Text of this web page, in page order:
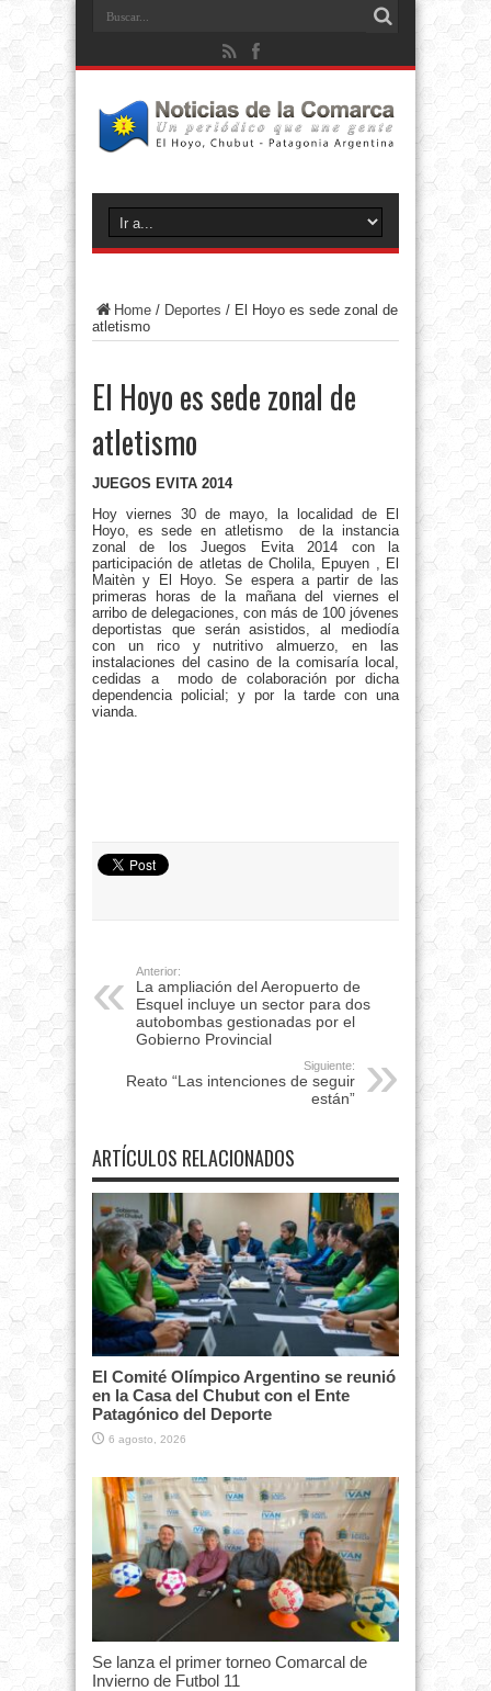
Home / Deportes / El Hoyo es sede zonal de
atletismo
El Hoyo es sede zonal de
atletismo
JUEGOS EVITA 2014
Hoy viernes 30 de mayo, la localidad de El
Hoyo, es sede en atletismo de la instancia
zonal de los Juegos Evita 2014 con la
participación de atletas de Cholila, Epuyen , El
Maitèn y El Hoyo. Se espera a partir de las
primeras horas de la mañana del viernes el
arribo de delegaciones, con más de 100 jóvenes
deportistas que serán asistidos, al mediodía
con un rico y nutritivo almuerzo, en las
instalaciones del casino de la comisaría local,
cedidas a modo de colaboración por dicha
dependencia policial; y por la tarde con una
vianda.
Anterior:
La ampliación del Aeropuerto de
Esquel incluye un sector para dos
autobombas gestionadas por el
Gobierno Provincial
Siguiente:
Reato “Las intenciones de seguir
están”
ARTÍCULOS RELACIONADOS
El Comité Olímpico Argentino se reunió
en la Casa del Chubut con el Ente
Patagónico del Deporte
6 agosto, 2026
Se lanza el primer torneo Comarcal de
Invierno de Futbol 11